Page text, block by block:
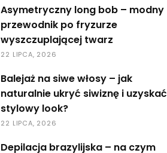
Asymetryczny long bob – modny
przewodnik po fryzurze
wyszczuplającej twarz
22 LIPCA, 2026
Balejaż na siwe włosy – jak
naturalnie ukryć siwiznę i uzyskać
stylowy look?
22 LIPCA, 2026
Depilacja brazylijska – na czym